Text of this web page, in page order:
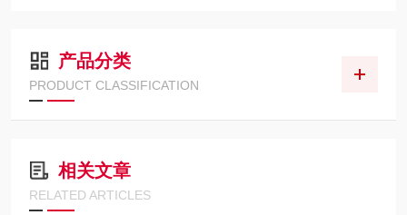
产品分类
PRODUCT CLASSIFICATION
相关文章
RELATED ARTICLES